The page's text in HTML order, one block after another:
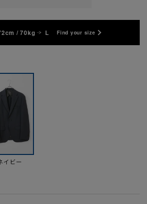
/ 70kg L Find your size
イビー